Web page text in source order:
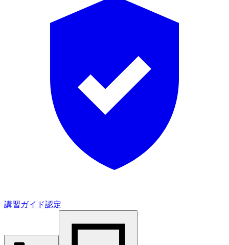
講習ガイド認定